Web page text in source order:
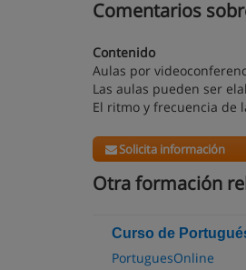
Comentarios
Contenido
Aulas por
Las aulas pueden ser
El ritmo y frecuencia de
Solicita información
Otra formación
Curso de
PortuguesOnline